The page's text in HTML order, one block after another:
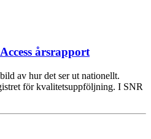
årsrapport
av hur det ser ut nationellt.
för kvalitetsuppföljning. I SNR